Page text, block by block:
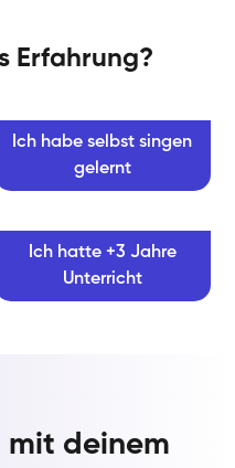
Erfahrung?
Ich habe selbst singen
gelernt
Ich hatte +3 Jahre
Unterricht
mit deinem